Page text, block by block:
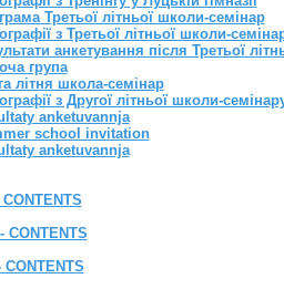
Третьої літньої школи-семінар
з Третьої літньої школи-
анкетування після Третьої
група
літня школа-семінар
з Другої літньої школи-
anketuvannja
school invitation
anketuvannja
CONTENTS